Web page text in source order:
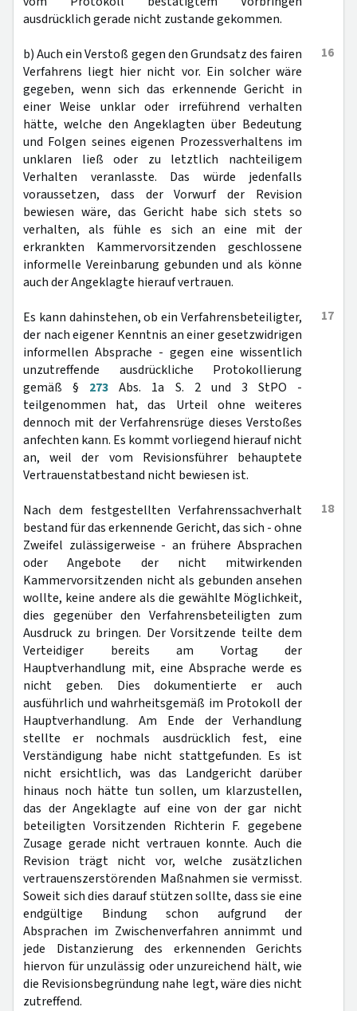
ausdrücklich gerade nicht zustande gekommen.
16
b) Auch ein Verstoß gegen den Grundsatz des fairen
Verfahrens liegt hier nicht vor. Ein solcher wäre
gegeben, wenn sich das erkennende Gericht in
einer Weise unklar oder irreführend verhalten
hätte, welche den Angeklagten über Bedeutung
und Folgen seines eigenen Prozessverhaltens im
unklaren ließ oder zu letztlich nachteiligem
Verhalten veranlasste. Das würde jedenfalls
voraussetzen, dass der Vorwurf der Revision
bewiesen wäre, das Gericht habe sich stets so
verhalten, als fühle es sich an eine mit der
erkrankten Kammervorsitzenden geschlossene
informelle Vereinbarung gebunden und als könne
auch der Angeklagte hierauf vertrauen.
17
Es kann dahinstehen, ob ein Verfahrensbeteiligter,
der nach eigener Kenntnis an einer gesetzwidrigen
informellen Absprache - gegen eine wissentlich
unzutreffende ausdrückliche Protokollierung
gemäß § 273 Abs. 1a S. 2 und 3 StPO -
teilgenommen hat, das Urteil ohne weiteres
dennoch mit der Verfahrensrüge dieses Verstoßes
anfechten kann. Es kommt vorliegend hierauf nicht
an, weil der vom Revisionsführer behauptete
Vertrauenstatbestand nicht bewiesen ist.
18
Nach dem festgestellten Verfahrenssachverhalt
bestand für das erkennende Gericht, das sich - ohne
Zweifel zulässigerweise - an frühere Absprachen
oder Angebote der nicht mitwirkenden
Kammervorsitzenden nicht als gebunden ansehen
wollte, keine andere als die gewählte Möglichkeit,
dies gegenüber den Verfahrensbeteiligten zum
Ausdruck zu bringen. Der Vorsitzende teilte dem
Verteidiger bereits am Vortag der
Hauptverhandlung mit, eine Absprache werde es
nicht geben. Dies dokumentierte er auch
ausführlich und wahrheitsgemäß im Protokoll der
Hauptverhandlung. Am Ende der Verhandlung
stellte er nochmals ausdrücklich fest, eine
Verständigung habe nicht stattgefunden. Es ist
nicht ersichtlich, was das Landgericht darüber
hinaus noch hätte tun sollen, um klarzustellen,
das der Angeklagte auf eine von der gar nicht
beteiligten Vorsitzenden Richterin F. gegebene
Zusage gerade nicht vertrauen konnte. Auch die
Revision trägt nicht vor, welche zusätzlichen
vertrauenszerstörenden Maßnahmen sie vermisst.
Soweit sich dies darauf stützen sollte, dass sie eine
endgültige Bindung schon aufgrund der
Absprachen im Zwischenverfahren annimmt und
jede Distanzierung des erkennenden Gerichts
hiervon für unzulässig oder unzureichend hält, wie
die Revisionsbegründung nahe legt, wäre dies nicht
zutreffend.